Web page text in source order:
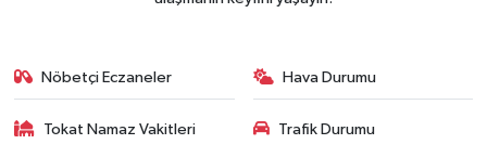
Nöbetçi Eczaneler Hava Durumu
Tokat Namaz Vakitleri Trafik Durumu